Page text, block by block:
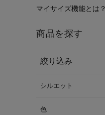
マイサイズ機能とは？
商品を探す
絞り込み
シルエット
色